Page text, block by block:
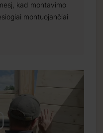
kad montavimo
montuojančiai